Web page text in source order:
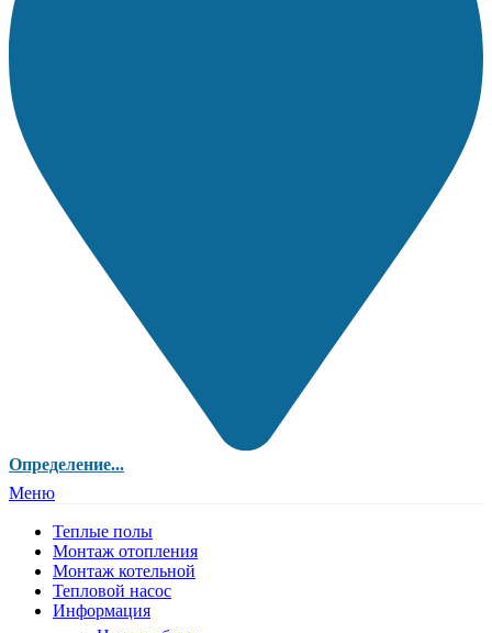
Определение...
Меню
Теплые полы
Монтаж отопления
Монтаж котельной
Тепловой насос
Информация